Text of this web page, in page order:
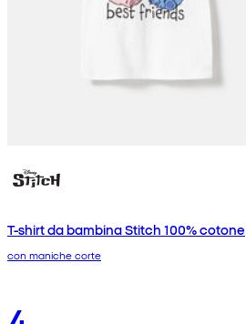
T-shirt da bambina Stitch 100% cotone
con maniche corte